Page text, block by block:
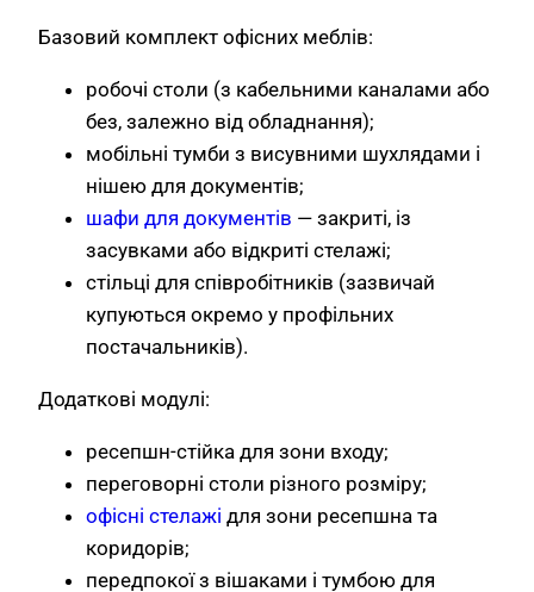
Базовий комплект офісних меблів:
робочі столи (з кабельними каналами або
без, залежно від обладнання);
мобільні тумби з висувними шухлядами і
нішею для документів;
шафи для документів — закриті, із
засувками або відкриті стелажі;
стільці для співробітників (зазвичай
купуються окремо у профільних
постачальників).
Додаткові модулі:
ресепшн-стійка для зони входу;
переговорні столи різного розміру;
офісні стелажі для зони ресепшна та
коридорів;
передпокої з вішаками і тумбою для